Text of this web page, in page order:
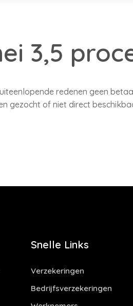
3,5
redenen geen
gezocht of niet direct
Snelle Links
Verzekeringen
Bedrijfsverzekeringen